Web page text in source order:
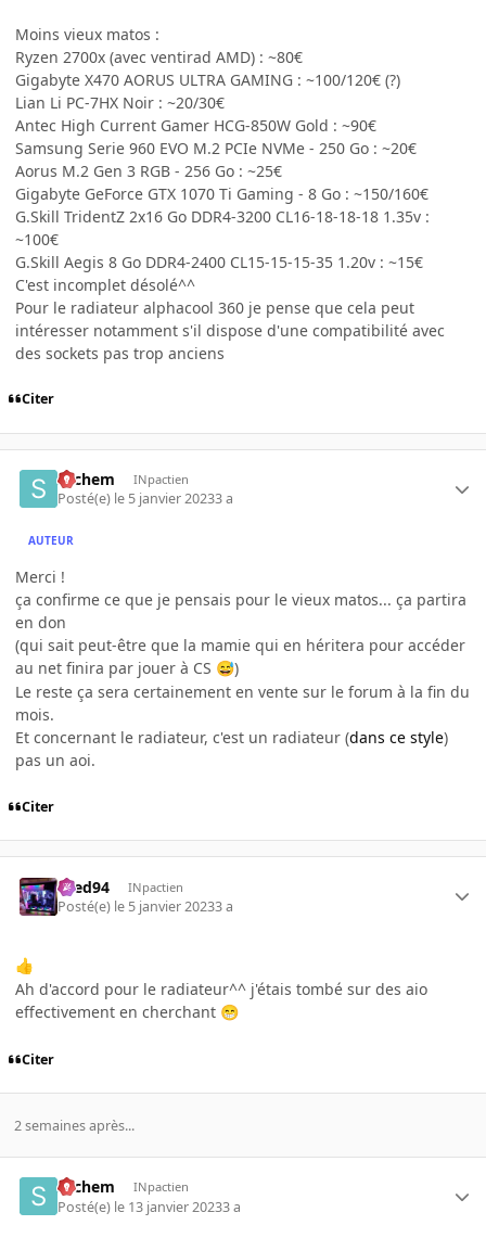
Moins vieux matos :
Ryzen 2700x (avec ventirad AMD) : ~80€
Gigabyte X470 AORUS ULTRA GAMING : ~100/120€ (?)
Lian Li PC-7HX Noir : ~20/30€
Antec High Current Gamer HCG-850W Gold : ~90€
Samsung Serie 960 EVO M.2 PCIe NVMe - 250 Go : ~20€
Aorus M.2 Gen 3 RGB - 256 Go : ~25€
Gigabyte GeForce GTX 1070 Ti Gaming - 8 Go : ~150/160€
G.Skill TridentZ 2x16 Go DDR4-3200 CL16-18-18-18 1.35v :
~100€
G.Skill Aegis 8 Go DDR4-2400 CL15-15-15-35 1.20v : ~15€
C'est incomplet désolé^^
Pour le radiateur alphacool 360 je pense que cela peut
intéresser notamment s'il dispose d'une compatibilité avec
des sockets pas trop anciens
Citer
sachem INpactien
Posté(e) le 5 janvier 20233 a
AUTEUR
Merci !
ça confirme ce que je pensais pour le vieux matos... ça partira
en don
(qui sait peut-être que la mamie qui en héritera pour accéder
au net finira par jouer à CS 😅)
Le reste ça sera certainement en vente sur le forum à la fin du
mois.
Et concernant le radiateur, c'est un radiateur (dans ce style)
pas un aoi.
Citer
bred94 INpactien
Posté(e) le 5 janvier 20233 a
👍
Ah d'accord pour le radiateur^^ j'étais tombé sur des aio
effectivement en cherchant 😁
Citer
2 semaines après...
sachem INpactien
Posté(e) le 13 janvier 20233 a